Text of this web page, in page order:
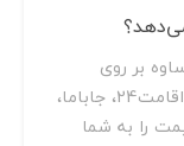
بر روی
سایت‌های مختلف از جمله اسنپ تریپ، اقامت24، جاباما،
را به شما